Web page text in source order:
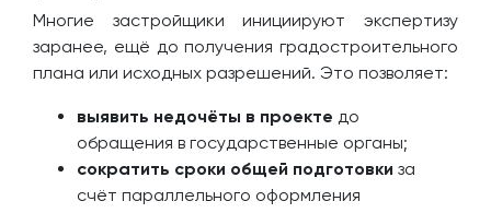
Многие застройщики инициируют экспертизу
заранее, ещё до получения градостроительного
плана или исходных разрешений. Это позволяет:
выявить недочёты в проекте до
обращения в государственные органы;
сократить сроки общей подготовки за
счёт параллельного оформления